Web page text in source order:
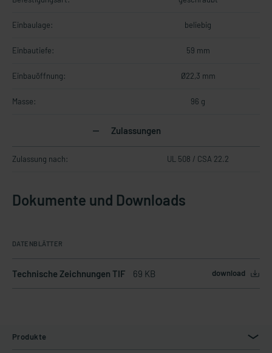
Einbaulage: beliebig
Einbautiefe: 59 mm
Einbauöffnung: Ø22,3 mm
Masse: 96 g
Zulassungen
Zulassung nach: UL 508 / CSA 22.2
Dokumente und Downloads
DATENBLÄTTER
Technische Zeichnungen TIF 69 KB download
Produkte